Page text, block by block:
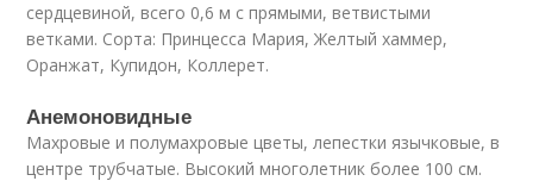
сердцевиной, всего 0,6 м с прямыми, ветвистыми
ветками. Сорта: Принцесса Мария, Желтый хаммер,
Оранжат, Купидон, Коллерет.
Анемоновидные
Махровые и полумахровые цветы, лепестки язычковые, в
центре трубчатые. Высокий многолетник более 100 см.